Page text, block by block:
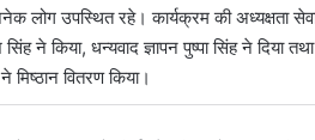
लोग उपस्थित रहे। कार्यक्रम की अध्यक्षता
ने किया, धन्यवाद ज्ञापन पुष्पा सिंह ने दिया
मिष्ठान वितरण किया।